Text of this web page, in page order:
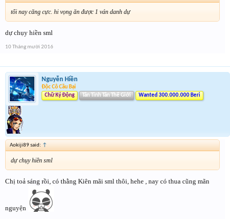
tối nay căng cực. hi vọng ăn được 1 ván danh dự
dự chụy hiền sml
10 Tháng mười 2016
Nguyễn Hiền
Độc Cô Cầu Bại
Chữ Ký Động
Tân Tinh Tân Thế Giới Wanted 300.000.000 Beri
Aokiji89 said: ↑
dự chụy hiền sml
Chị toả sáng rồi, có thằng Kiên mãi sml thôi, hehe , nay có thua cũng mãn
nguyện